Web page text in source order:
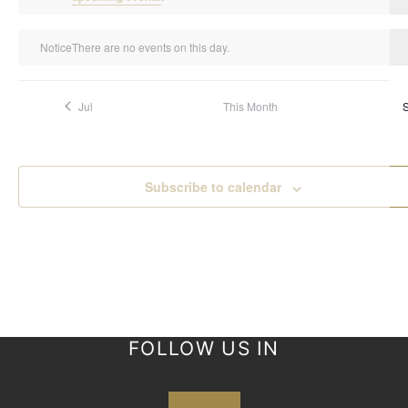
NoticeThere are no events on this day.
Jul This Month
Subscribe to calendar
FOLLOW US IN